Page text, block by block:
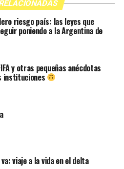
riesgo país: las leyes que
poniendo a la Argentina de
y otras pequeñas anécdotas
instituciones
va: viaje a la vida en el delta